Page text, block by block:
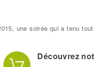
une soirée qui a tenu
Découvrez